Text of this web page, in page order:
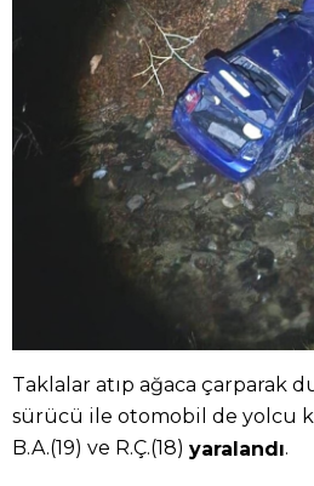
Taklalar atıp ağaca çarparak
sürücü ile otomobil de yolcu
B.A.(19) ve R.Ç.(18) yaralandı.